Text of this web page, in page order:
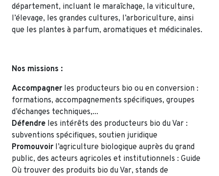
département, incluant le maraîchage, la viticulture,
l’élevage, les grandes cultures, l’arboriculture, ainsi
que les plantes à parfum, aromatiques et médicinales.
Nos missions :
Accompagner les producteurs bio ou en conversion :
formations, accompagnements spécifiques, groupes
d’échanges techniques,...
Défendre les intérêts des producteurs bio du Var :
subventions spécifiques, soutien juridique
Promouvoir l’agriculture biologique auprès du grand
public, des acteurs agricoles et institutionnels : Guide
Où trouver des produits bio du Var, stands de